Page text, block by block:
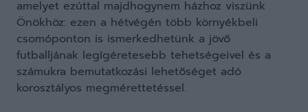
amelyet ezúttal majdhogynem házhoz viszünk
Önökhöz: ezen a hétvégén több környékbeli
csomóponton is ismerkedhetünk a jövő
futballjának legígéretesebb tehetségeivel és a
számukra bemutatkozási lehetőséget adó
korosztályos megmérettetéssel.